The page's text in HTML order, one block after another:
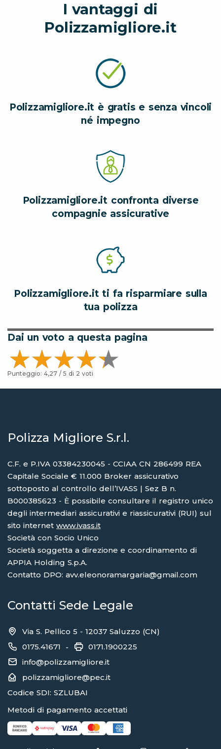
I vantaggi di
Polizzamigliore.it
Polizzamigliore.it è gratis e senza vincoli
né impegno
Polizzamigliore.it confronta diverse
compagnie assicurative
Polizzamigliore.it ti fa risparmiare sulla
tua polizza
Dai un voto a questa pagina
Punteggio: 4,27 / 5 di 2 voti
Polizza Migliore S.r.l.
C.F. e P.IVA 03384230045 - CCIAA CN 286499 REA
Capitale Sociale € 11.000 Broker assicurativo
sottoposto al controllo dell’IVASS | Sez B n.
B000385623 - È possibile consultare il registro unico
degli intermediari assicurativi e riassicurativi (RUI) sul
sito internet www.ivass.it
Società con Socio Unico
Società soggetta a direzione e coordinamento di
APPIA Holding S.p.A.
Contatto DPO: avv.eleonoramargaria@gmail.com
Contatti Sede Legale
Via S. Pellico 5 - 12037 Saluzzo (CN)
0175.41671 -
0171.1900225
info@polizzamigliore.it
polizzamigliore@pec.it
Codice SDI: SZLUBAI
Metodi di pagamento accettati